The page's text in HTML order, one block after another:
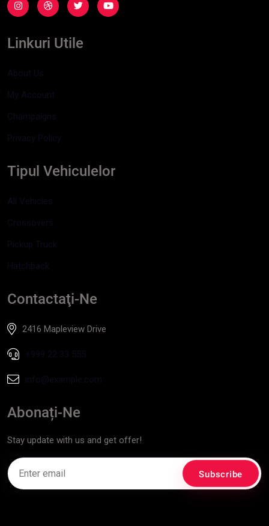
Linkuri Utile
About Us
My Account
Champaigns
Privacy Policy
Tipul Vehiculelor
All Vehicles
Crossovers
Pickup Truck
Hatchback
Contactaţi-Ne
2416 Mapleview Drive
+999 22 33 555
info@example.com
Abonați-Ne
Stay update with us and get offer!